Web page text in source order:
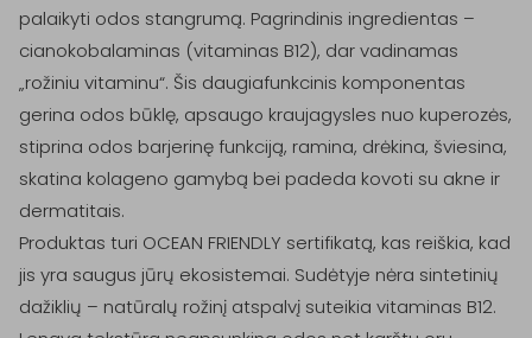
palaikyti odos stangrumą. Pagrindinis ingredientas –
cianokobalaminas (vitaminas B12), dar vadinamas
„rožiniu vitaminu“. Šis daugiafunkcinis komponentas
gerina odos būklę, apsaugo kraujagysles nuo kuperozės,
stiprina odos barjerinę funkciją, ramina, drėkina, šviesina,
skatina kolageno gamybą bei padeda kovoti su akne ir
dermatitais.
Produktas turi OCEAN FRIENDLY sertifikatą, kas reiškia, kad
jis yra saugus jūrų ekosistemai. Sudėtyje nėra sintetinių
dažiklių – natūralų rožinį atspalvį suteikia vitaminas B12.